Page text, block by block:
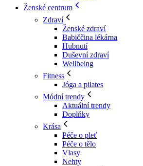
Ženské centrum
Zdraví
Ženské zdraví
Babiččina lékárna
Hubnutí
Duševní zdraví
Wellbeing
Fitness
Jóga a pilates
Módní trendy
Aktuální trendy
Doplňky
Krása
Péče o pleť
Péče o tělo
Vlasy
Nehty